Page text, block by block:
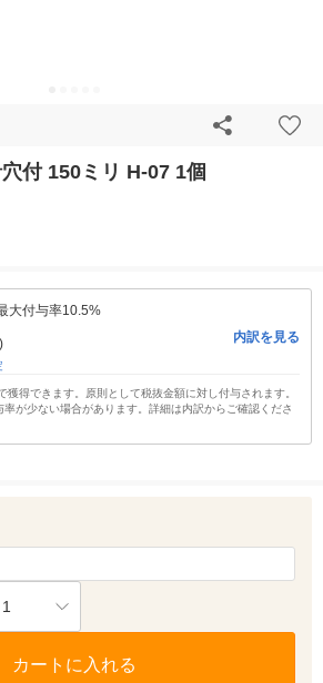
付 150ミリ H-07 1個
大付与率10.5%
内訳を見る
獲得できます。原則として税抜金額に対し付与されます。
が少ない場合があります。詳細は内訳からご確認くださ
1
カートに入れる